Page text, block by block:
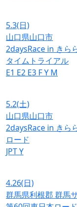
5.3(日)
山口県山口市
2daysRace in きら
タイムトライアル
E1 E2 E3 FY M
5.2(土)
山口県山口市
2daysRace in きら
ロード
JPTY
4.26(日)
群馬県利根郡 群馬